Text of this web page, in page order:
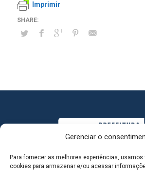
Gerenciar o
Para fornecer as melhores experiências,
cookies para armazenar e/ou acessar
Imprimir